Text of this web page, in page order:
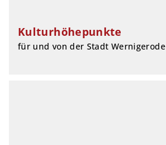
Kulturhöhepunkte
für und von der Stadt Wernigerode